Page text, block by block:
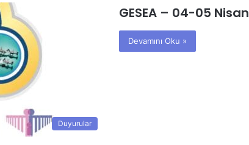
Duyurular
GESEA – 04-05 Nisan
Devamını Oku »